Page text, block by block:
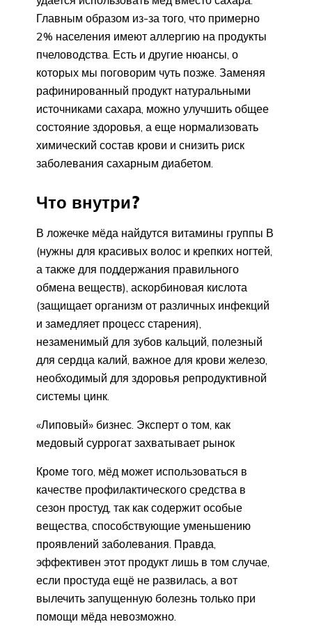
Главным образом из-за того, что примерно
2% населения имеют аллергию на продукты
пчеловодства. Есть и другие нюансы, о
которых мы поговорим чуть позже. Заменяя
рафинированный продукт натуральными
источниками сахара, можно улучшить общее
состояние здоровья, а еще нормализовать
химический состав крови и снизить риск
заболевания сахарным диабетом.
Что внутри?
В ложечке мёда найдутся витамины группы В
(нужны для красивых волос и крепких ногтей,
а также для поддер­жания правильного
обмена веществ), аскорбиновая кислота
(защищает организм от различных инфекций
и замедляет процесс старения),
незаменимый для зубов кальций, полезный
для серд­ца калий, важное для крови железо,
необходимый для здоровья репродуктивной
системы цинк.
«Липовый» бизнес. Эксперт о том, как
медовый суррогат захватывает рынок
Кроме того, мёд может использоваться в
качестве профилактического средства в
сезон простуд, так как содержит особые
вещества, способствующие уменьшению
проявлений заболевания. Правда,
эффективен этот продукт лишь в том случае,
если простуда ещё не развилась, а вот
вылечить запущенную болезнь только при
помощи мёда невозможно.